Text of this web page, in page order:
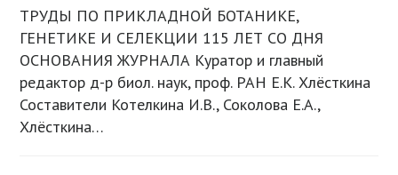
ТРУДЫ ПО ПРИКЛАДНОЙ БОТАНИКЕ,
ГЕНЕТИКЕ И СЕЛЕКЦИИ 115 ЛЕТ СО ДНЯ
ОСНОВАНИЯ ЖУРНАЛА Куратор и главный
редактор д-р биол. наук, проф. РАН Е.К. Хлёсткина
Составители Котелкина И.В., Соколова Е.А.,
Хлёсткина…